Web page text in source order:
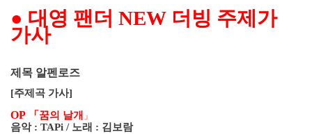
● 대영 팬더 NEW 더빙 주제가
가사
제목 알펜로즈
[주제곡 가사]
OP 「꿈의 날개 」
음악 : TAPi / 노래 : 김보람